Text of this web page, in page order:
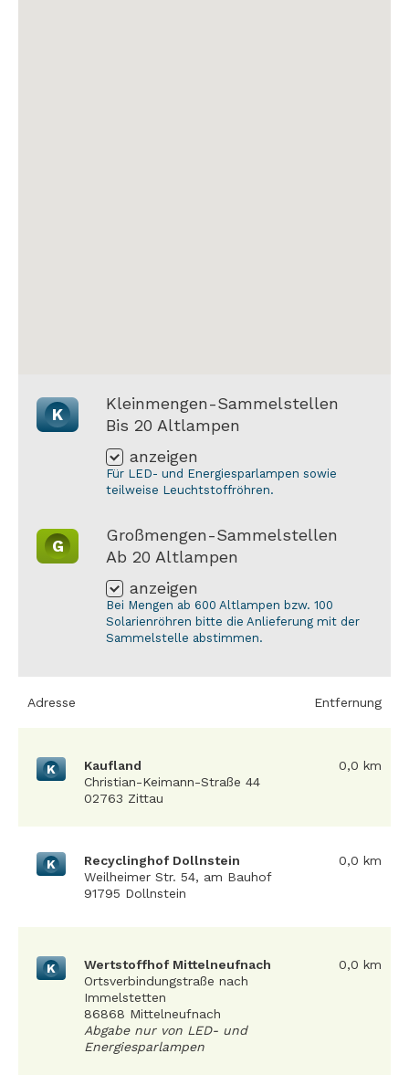
K
Kleinmengen-Sammelstellen
Bis 20 Altlampen
anzeigen
Für LED- und Energiesparlampen sowie
teilweise Leuchtstoffröhren.
G
Großmengen-Sammelstellen
Ab 20 Altlampen
anzeigen
Bei Mengen ab 600 Altlampen bzw. 100
Solarienröhren bitte die Anlieferung mit der
Sammelstelle abstimmen.
Adresse Entfernung
K
Kaufland
Christian-Keimann-Straße 44
02763 Zittau
0,0 km
K
Recyclinghof Dollnstein
Weilheimer Str. 54, am Bauhof
91795 Dollnstein
0,0 km
K
Wertstoffhof Mittelneufnach
Ortsverbindungstraße nach
Immelstetten
86868 Mittelneufnach
Abgabe nur von LED- und
Energiesparlampen
0,0 km